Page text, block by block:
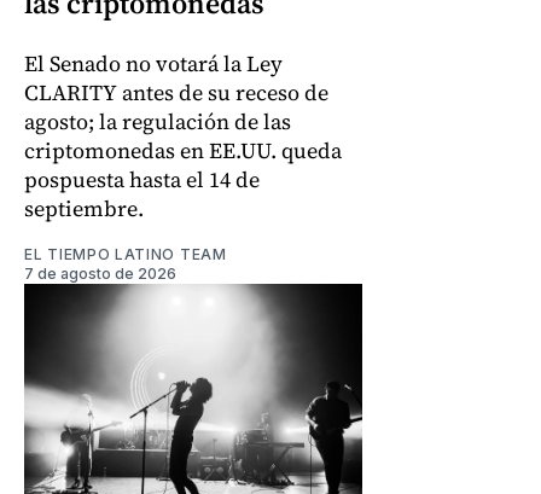
El Senado no votará la Ley
CLARITY antes de su receso de
agosto; la regulación de las
criptomonedas en EE.UU. queda
pospuesta hasta el 14 de
septiembre.
EL TIEMPO LATINO TEAM
7 de agosto de 2026